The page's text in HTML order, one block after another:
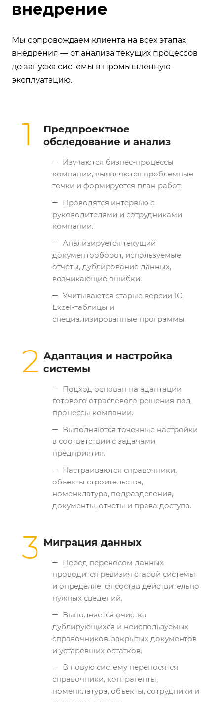
внедрение
Мы сопровождаем клиента на всех этапах
внедрения — от анализа текущих процессов
до запуска системы в промышленную
эксплуатацию.
1
Предпроектное
обследование и анализ
Изучаются бизнес-процессы
компании, выявляются проблемные
точки и формируется план работ.
Проводятся интервью с
руководителями и сотрудниками
компании.
Анализируется текущий
документооборот, используемые
отчеты, дублирование данных,
возникающие ошибки.
Учитываются старые версии 1С,
Excel-таблицы и
специализированные программы.
2 Адаптация и настройка
системы
Подход основан на адаптации
готового отраслевого решения под
процессы компании.
Выполняются точечные настройки
в соответствии с задачами
предприятия.
Настраиваются справочники,
объекты строительства,
номенклатура, подразделения,
документы, отчеты и права доступа.
3 Миграция данных
Перед переносом данных
проводится ревизия старой системы
и определяется состав действительно
нужных сведений.
Выполняется очистка
дублирующихся и неиспользуемых
справочников, закрытых документов
и устаревших остатков.
В новую систему переносятся
справочники, контрагенты,
номенклатура, объекты, сотрудники и